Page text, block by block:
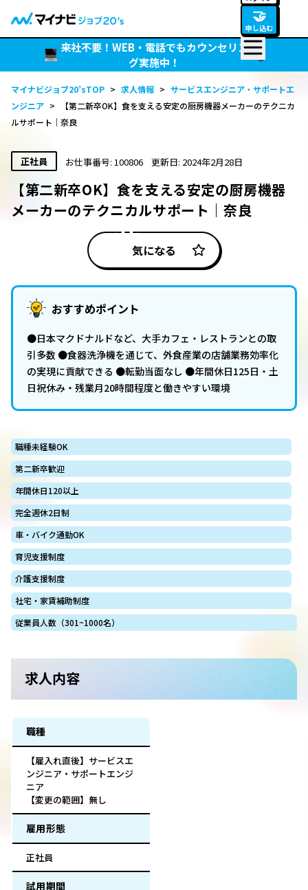
🤝
申し込む
来社不要！WEB・電話でもカウンセリン
グ実施中！
マイナビジョブ20’sTOP > 求人情報 > サービスエンジニア・サポートエ
ンジニア >
【第二新卒OK】食を支える安定の厨房機器メーカーのテクニカ
ルサポート｜奈良
正社員 お仕事番号: 100806 更新日: 2024年2月28日
【第二新卒OK】食を支える安定の厨房機器
メーカーのテクニカルサポート｜奈良
気になる
おすすめポイント
●日本マクドナルドなど、大手カフェ・レストランとの取
引多数 ●食器洗浄機を通じて、外食産業の店舗業務効率化
の実現に貢献できる ●転勤当面なし ●年間休日125日・土
日祝休み・残業月20時間程度と働きやすい環境
職種未経験OK
第二新卒歓迎
年間休日120以上
完全週休2日制
車・バイク通勤OK
育児支援制度
介護支援制度
社宅・家賃補助制度
従業員人数（301~1000名）
求人内容
職種
【雇入れ直後】サービスエ
ンジニア・サポートエンジ
ニア
【変更の範囲】無し
雇用形態
正社員
試用期間